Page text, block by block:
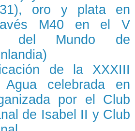
oro y plata en
M40 en el V
del Mundo de
de la XXXIII
celebrada en
por el Club
de Isabel II y Club